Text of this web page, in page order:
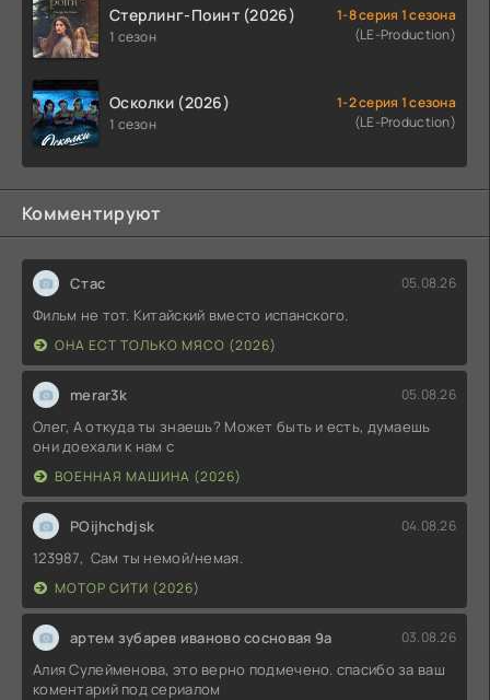
Стерлинг-Поинт (2026)
1 сезон
1-8 серия 1 сезона
(LE-Production)
Осколки (2026)
1 сезон
1-2 серия 1 сезона
(LE-Production)
Комментируют
Стас 05.08.26
Фильм не тот. Китайский вместо испанского.
ОНА ЕСТ ТОЛЬКО МЯСО (2026)
merar3k 05.08.26
Олег, А откуда ты знаешь? Может быть и есть, думаешь
они доехали к нам с
ВОЕННАЯ МАШИНА (2026)
POijhchdjsk 04.08.26
123987, Сам ты немой/немая.
МОТОР СИТИ (2026)
артем зубарев иваново сосновая 9а 03.08.26
Алия Сулейменова, это верно подмечено. спасибо за ваш
коментарий под сериалом